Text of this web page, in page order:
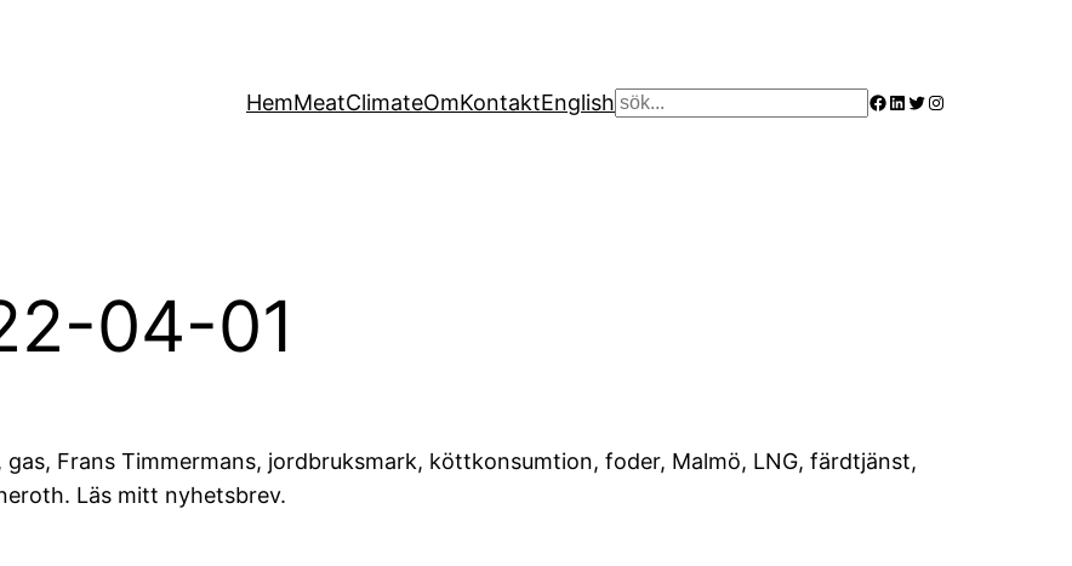
HemMeatClimateOmKontaktEnglish Sök Facebook
LinkedIn
Twitter
Instagram
04-01
gas, Frans Timmermans, jordbruksmark, köttkonsumtion, foder, Malmö, LNG, färdtjänst,
Läs mitt nyhetsbrev.